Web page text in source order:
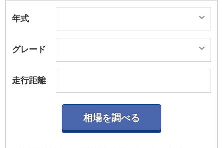
年式
グレード
走行距離